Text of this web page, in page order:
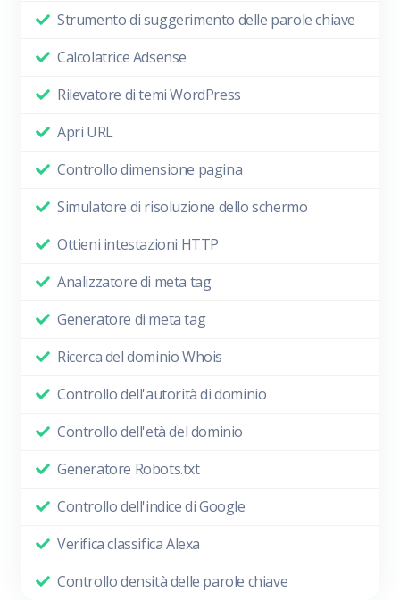
Strumento di suggerimento delle parole chiave
Calcolatrice Adsense
Rilevatore di temi WordPress
Apri URL
Controllo dimensione pagina
Simulatore di risoluzione dello schermo
Ottieni intestazioni HTTP
Analizzatore di meta tag
Generatore di meta tag
Ricerca del dominio Whois
Controllo dell'autorità di dominio
Controllo dell'età del dominio
Generatore Robots.txt
Controllo dell'indice di Google
Verifica classifica Alexa
Controllo densità delle parole chiave